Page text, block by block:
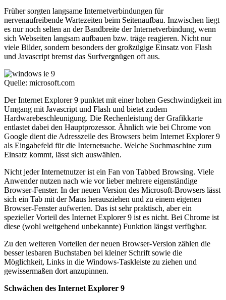
Früher sorgten langsame Internetverbindungen für
nervenaufreibende Wartezeiten beim Seitenaufbau. Inzwischen liegt
es nur noch selten an der Bandbreite der Internetverbindung, wenn
sich Webseiten langsam aufbauen bzw. träge reagieren. Nicht nur
viele Bilder, sondern besonders der großzügige Einsatz von Flash
und Javascript bremst das Surfvergnügen oft aus.
Quelle: microsoft.com
Der Internet Explorer 9 punktet mit einer hohen Geschwindigkeit im
Umgang mit Javascript und Flash und bietet zudem
Hardwarebeschleunigung. Die Rechenleistung der Grafikkarte
entlastet dabei den Hauptprozessor. Ähnlich wie bei Chrome von
Google dient die Adresszeile des Browsers beim Internet Explorer 9
als Eingabefeld für die Internetsuche. Welche Suchmaschine zum
Einsatz kommt, lässt sich auswählen.
Nicht jeder Internetnutzer ist ein Fan von Tabbed Browsing. Viele
Anwender nutzen nach wie vor lieber mehrere eigenständige
Browser-Fenster. In der neuen Version des Microsoft-Browsers lässt
sich ein Tab mit der Maus herausziehen und zu einem eigenen
Browser-Fenster aufwerten. Das ist sehr praktisch, aber ein
spezieller Vorteil des Internet Explorer 9 ist es nicht. Bei Chrome ist
diese (wohl weitgehend unbekannte) Funktion längst verfügbar.
Zu den weiteren Vorteilen der neuen Browser-Version zählen die
besser lesbaren Buchstaben bei kleiner Schrift sowie die
Möglichkeit, Links in die Windows-Taskleiste zu ziehen und
gewissermaßen dort anzupinnen.
Schwächen des Internet Explorer 9